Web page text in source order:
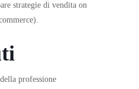
strategie di vendita on
professione